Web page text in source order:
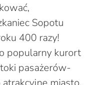
Sopotu
400 razy!
popularny kurort
pasażerów-